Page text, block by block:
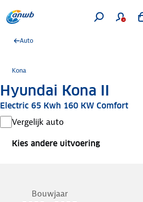
Auto
Kona
Hyundai Kona II
Electric 65 Kwh 160 KW Comfort
Vergelijk auto
Kies andere uitvoering
Bouwjaar